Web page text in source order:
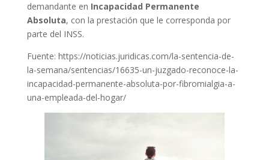
demandante en Incapacidad Permanente
Absoluta, con la prestación que le corresponda por
parte del INSS.
Fuente: https://noticias.juridicas.com/la-sentencia-de-
la-semana/sentencias/16635-un-juzgado-reconoce-la-
incapacidad-permanente-absoluta-por-fibromialgia-a-
una-empleada-del-hogar/